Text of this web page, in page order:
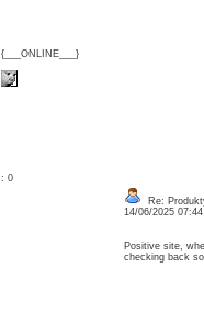
{___ONLINE___}
: 0
Re:
14/06/2025
Positive site,
checking back